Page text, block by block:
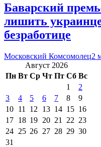
Баварский
лишить
безработице
Московский Комсомолец2
Август 2026
Пн Вт Ср Чт Пт Сб Вс
1
2
3
4 5 6 7 8
9
10 11 12 13 14 15 16
17 18 19 20 21 22 23
24 25 26 27 28 29 30
31